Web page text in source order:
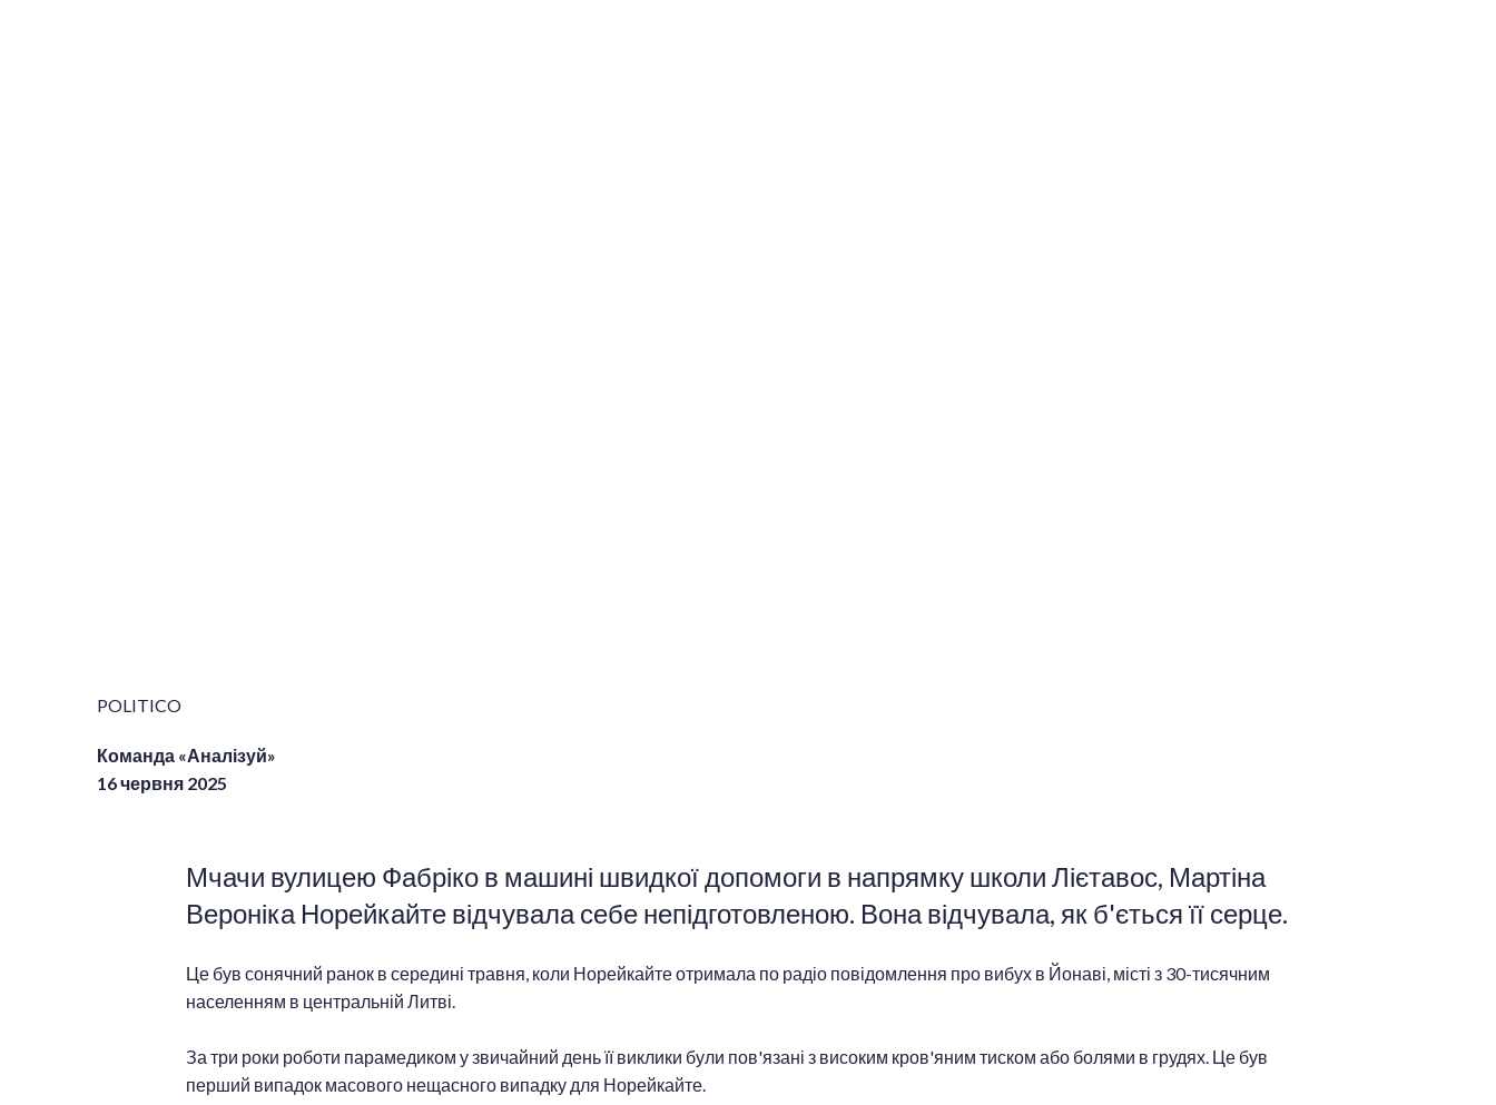
POLITICO
Команда «Аналізуй»
16 червня 2025
Мчачи вулицею Фабріко в машині швидкої допомоги в напрямку школи Лієтавос, Мартіна
Вероніка Норейкайте відчувала себе непідготовленою. Вона відчувала, як б'ється її серце.
Це був сонячний ранок в середині травня, коли Норейкайте отримала по радіо повідомлення про вибух в Йонаві, місті з 30-тисячним
населенням в центральній Литві.
За три роки роботи парамедиком у звичайний день її виклики були пов'язані з високим кров'яним тиском або болями в грудях. Це був
перший випадок масового нещасного випадку для Норейкайте.